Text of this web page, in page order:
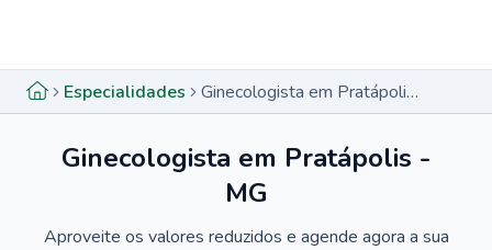
Especialidades Ginecologista em Pratápolis - MG
Ginecologista em Pratápolis -
MG
Aproveite os valores reduzidos e agende agora a sua